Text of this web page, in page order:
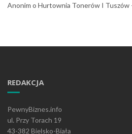
Anonim o Hurtownia Tonerów I Tuszów
REDAKCJA
PewnyBiznes.info
ul. Przy Torach 19
43-382 Bielsko-Biała